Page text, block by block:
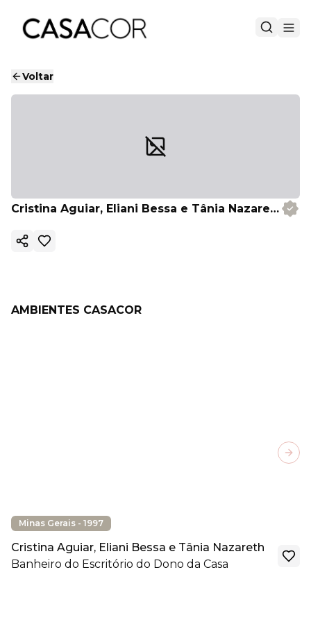
Voltar
Cristina Aguiar, Eliani Bessa e Tânia Nazareth
Copiar link
AMBIENTES CASACOR
Minas Gerais - 1997
Cristina Aguiar, Eliani Bessa e Tânia Nazareth
Banheiro do Escritório do Dono da Casa